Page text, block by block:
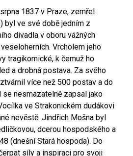
1837 v Praze, zemřel
byl ve své době jedním z
divadla v oboru vážných
Vrcholem jeho
tragikomické, k čemuž ho
a drobná postava. Za svého
více než 500 postav a do
nesmazatelně zapsal jako
ve Strakonickém dudákovi
nevěstě. Jindřich Mošna byl
dcerou hospodského a
(dnešní Stará hospoda). Do
síly a inspiraci pro svoji